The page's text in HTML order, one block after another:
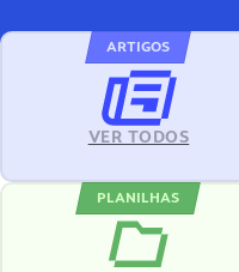
ARTIGOS
VER TODOS
PLANILHAS